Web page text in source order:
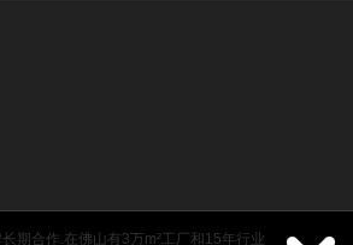
期合作.在佛山有3万m²工厂和15年行业